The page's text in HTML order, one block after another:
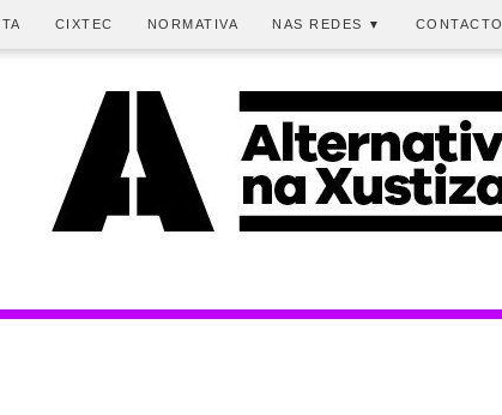
CIXTEC NORMATIVA NAS REDES ▼ CONTACTO